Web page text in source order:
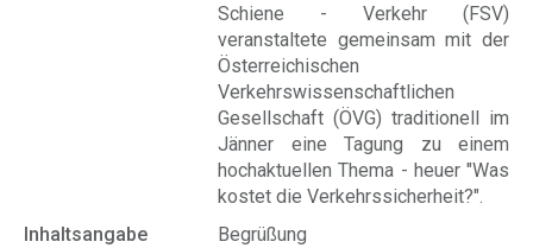
Schiene - Verkehr (FSV)
veranstaltete gemeinsam mit der
Österreichischen
Verkehrswissenschaftlichen
Gesellschaft (ÖVG) traditionell im
Jänner eine Tagung zu einem
hochaktuellen Thema - heuer "Was
kostet die Verkehrssicherheit?".
Inhaltsangabe
Begrüßung